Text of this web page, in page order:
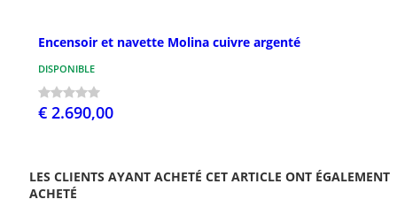
Encensoir et navette Molina cuivre argenté
DISPONIBLE
€ 2.690,00
LES CLIENTS AYANT ACHETÉ CET ARTICLE ONT ÉGALEMENT
ACHETÉ